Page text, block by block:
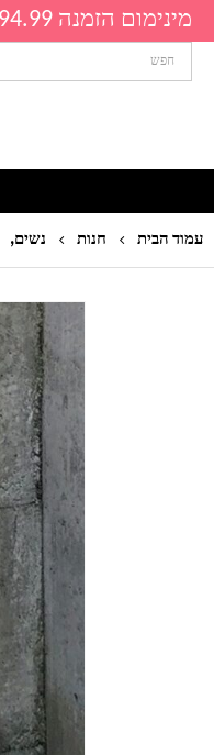
מינימום הזמנה 94.99שח | משלוח חינם מעל 199.99שח
עמוד הבית חנות נשים,